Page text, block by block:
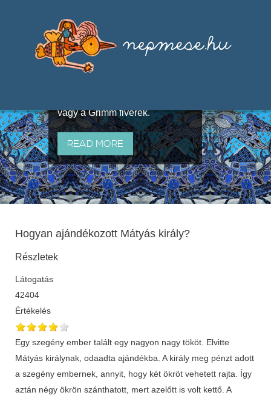
útján terjedő elbeszélésekből,
melyeket olyan ismert gyűjtők
állítottak össze, mint Benedek
vagy a Grimm fivérek.
READ MORE
Hogyan ajándékozott Mátyás király?
Részletek
Látogatás
42404
Értékelés
Egy szegény ember talált egy nagyon nagy tököt. Elvitte
Mátyás királynak, odaadta ajándékba. A király meg pénzt adott
a szegény embernek, annyit, hogy két ökröt vehetett rajta. Így
aztán négy ökrön szánthatott, mert azelőtt is volt kettő. A